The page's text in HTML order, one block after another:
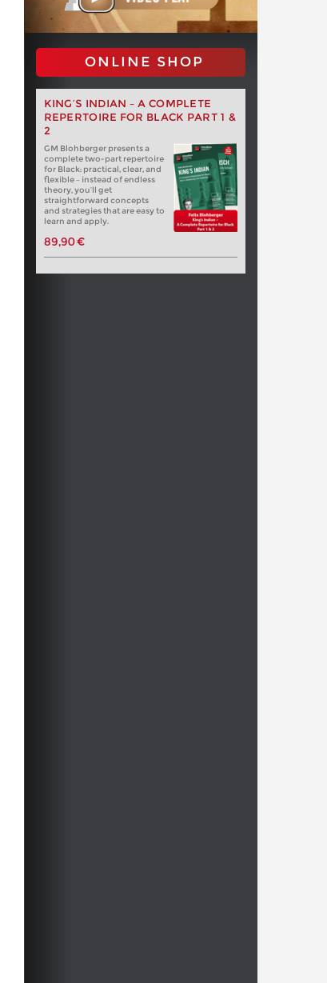
ONLINE SHOP
KING’S INDIAN – A COMPLETE
REPERTOIRE FOR BLACK PART 1 &
2
GM Blohberger presents a
complete two-part repertoire
for Black: practical, clear, and
flexible – instead of endless
theory, you’ll get
straightforward concepts
and strategies that are easy to
learn and apply.
89,90 €